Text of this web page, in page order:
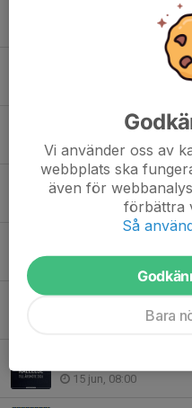
Helsingborgs HC
28 jul, 09:43
3 jul, 13:55
Ny styrelse vald vid
15 jun, 08:00
Vi använder oss av
webbplats ska
även för
förbättra
Så
Bara